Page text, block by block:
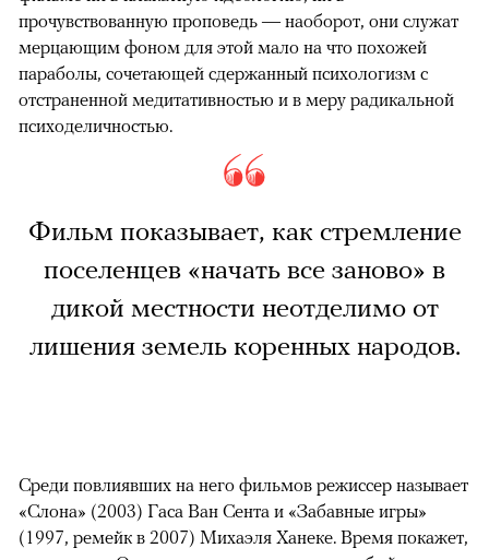
прочувствованную проповедь — наоборот, они служат
мерцающим фоном для этой мало на что похожей
параболы, сочетающей сдержанный психологизм с
отстраненной медитативностью и в меру радикальной
психоделичностью.
Фильм показывает, как стремление
поселенцев «начать все заново» в
дикой местности неотделимо от
лишения земель коренных народов.
Среди повлиявших на него фильмов режиссер называет
«Слона» (2003) Гаса Ван Сента и «Забавные игры»
(1997, ремейк в 2007) Михаэля Ханеке. Время покажет,